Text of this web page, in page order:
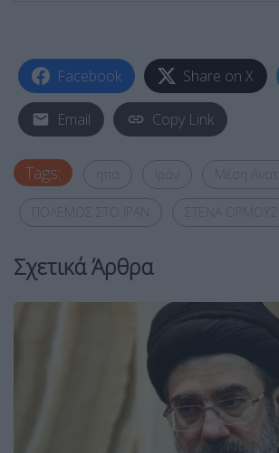
Facebook Share on X
Email Copy Link
Tags:
Σχετικά Άρθρα